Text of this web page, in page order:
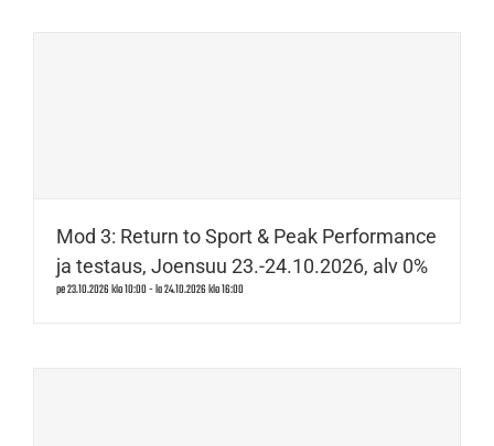
Mod 3: Return to Sport & Peak Performance
ja testaus, Joensuu 23.-24.10.2026, alv 0%
pe 23.10.2026 klo 10:00-la 24.10.2026 klo 16:00